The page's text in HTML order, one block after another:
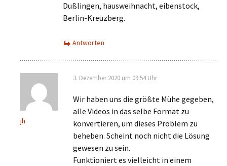
Dußlingen, hausweihnacht, eibenstock,
Berlin-Kreuzberg.
Antworten
jh
3. Dezember 2020 um 09.54 Uhr
Wir haben uns die größte Mühe gegeben,
alle Videos in das selbe Format zu
konvertieren, um dieses Problem zu
beheben. Scheint noch nicht die Lösung
gewesen zu sein.
Funktioniert es vielleicht in einem